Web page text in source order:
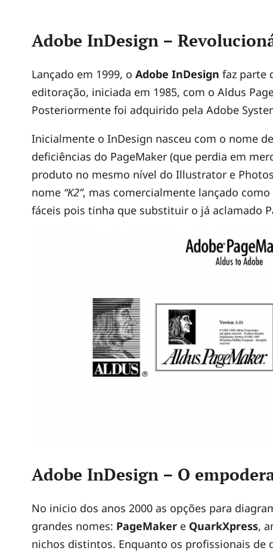
Adobe InDesign –
Lançado em 1999, o Adobe InDesign faz parte
editoração, iniciada em 1985, com o Aldus
Posteriormente foi adquirido pela Adobe
Inicialmente o InDesign nasceu com o nome de
deficiências do PageMaker (que perdia em
produto no mesmo nível do Illustrator e
nome “K2”, mas comercialmente lançado como
fáceis pois tinha que substituir o já aclamado
Adobe InDesign – O
No inicio dos anos 2000 as opções para
grandes nomes: PageMakere QuarkXpress,
nichos distintos. Enquanto os profissionais de